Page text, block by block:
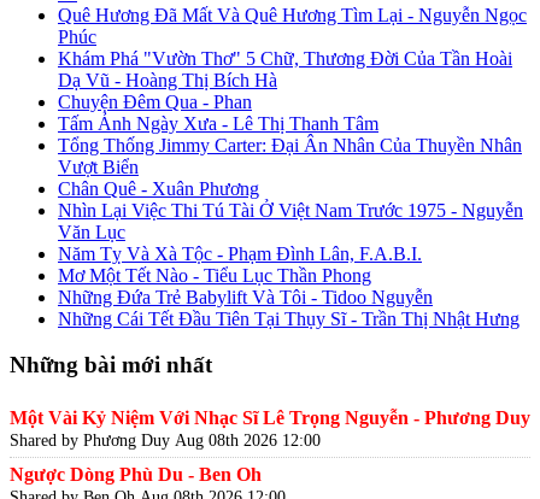
Quê Hương Đã Mất Và Quê Hương Tìm Lại - Nguyễn Ngọc
Phúc
Khám Phá "Vườn Thơ" 5 Chữ, Thương Đời Của Tần Hoài
Dạ Vũ - Hoàng Thị Bích Hà
Chuyện Đêm Qua - Phan
Tấm Ảnh Ngày Xưa - Lê Thị Thanh Tâm
Tổng Thống Jimmy Carter: Đại Ân Nhân Của Thuyền Nhân
Vượt Biển
Chân Quê - Xuân Phương
Nhìn Lại Việc Thi Tú Tài Ở Việt Nam Trước 1975 - Nguyễn
Văn Lục
Năm Tỵ Và Xà Tộc - Phạm Đình Lân, F.A.B.I.
Mơ Một Tết Nào - Tiểu Lục Thần Phong
Những Đứa Trẻ Babylift Và Tôi - Tidoo Nguyễn
Những Cái Tết Đầu Tiên Tại Thụy Sĩ - Trần Thị Nhật Hưng
Những bài mới nhất
Một Vài Kỷ Niệm Với Nhạc Sĩ Lê Trọng Nguyễn - Phương Duy
Shared by Phương Duy Aug 08th 2026 12:00
Ngược Dòng Phù Du - Ben Oh